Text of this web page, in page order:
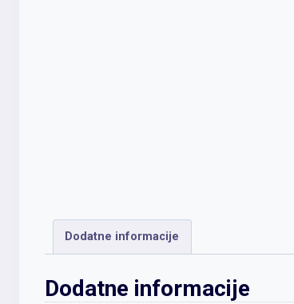
Dodatne informacije
Dodatne informacije